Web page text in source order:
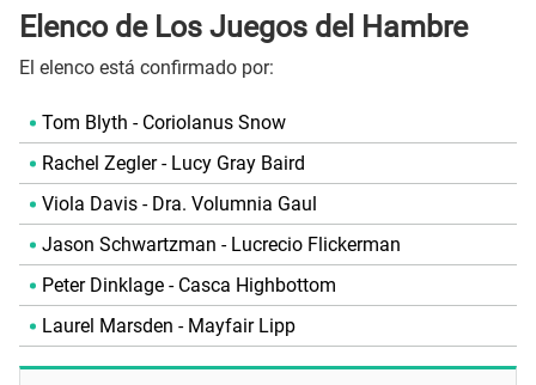
Elenco de Los Juegos del Hambre
El elenco está confirmado por:
Tom Blyth - Coriolanus Snow
Rachel Zegler - Lucy Gray Baird
Viola Davis - Dra. Volumnia Gaul
Jason Schwartzman - Lucrecio Flickerman
Peter Dinklage - Casca Highbottom
Laurel Marsden - Mayfair Lipp